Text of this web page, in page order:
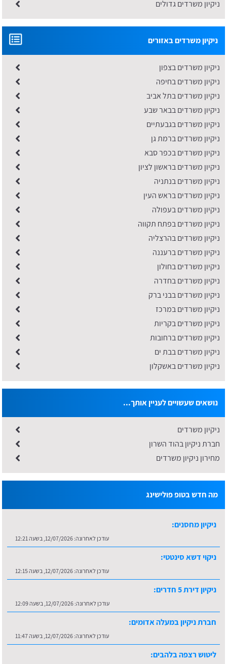
ניקיון משרדים גדולים
ניקיון משרדים באזורים
ניקיון משרדים בצפון
ניקיון משרדים בחיפה
ניקיון משרדים בתל אביב
​ניקיון משרדים בבאר שבע
ניקיון משרדים בגבעתיים
ניקיון משרדים ברמת גן
ניקיון משרדים בכפר סבא
​ניקיון משרדים בראשון לציון
ניקיון משרדים בנתניה
ניקיון משרדים בראש העין
ניקיון משרדים בעפולה
ניקיון משרדים בפתח תקווה
ניקיון משרדים בהרצליה
ניקיון משרדים ברעננה
ניקיון משרדים בחולון
ניקיון משרדים בחדרה
ניקיון משרדים בבני ברק
ניקיון משרדים במרכז
ניקיון משרדים בקריות
ניקיון משרדים ברחובות
​ניקיון משרדים בבת ים
ניקיון משרדים באשקלון
נושאים שעשויים לעניין אותך...
ניקיון משרדים
חברת ניקיון בהוד השרון
מחירון ניקיון משרדים
מה חדש בטופ פולישינג
ניקיון מחסנים:
עודכן לאחרונה: 12/07/2026, בשעה 12:21
ניקוי דשא סינטטי:
עודכן לאחרונה: 12/07/2026, בשעה 12:15
ניקיון דירת 5 חדרים:
עודכן לאחרונה: 12/07/2026, בשעה 12:09
חברת ניקיון במעלה אדומים:
עודכן לאחרונה: 12/07/2026, בשעה 11:47
ליטוש רצפה בלהבים: